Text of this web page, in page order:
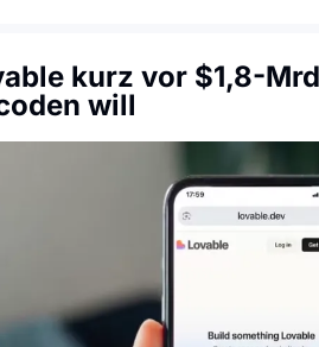
kurz vor $1,8-
will